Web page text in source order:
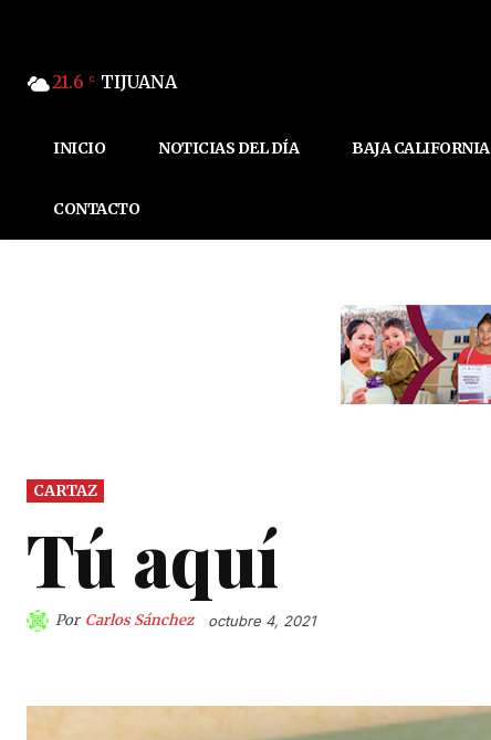
21.6 C TIJUANA
INICIO NOTICIAS DEL DÍA BAJA CALIFORNIA
CONTACTO
CARTAZ
Tú aquí
Por Carlos Sánchez octubre 4, 2021